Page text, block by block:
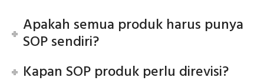
Apakah semua produk harus punya
SOP sendiri?
Kapan SOP produk perlu direvisi?